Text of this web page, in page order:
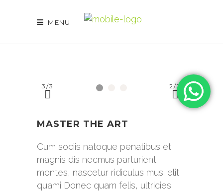
MENU
3 /3 2/3
MASTER THE ART
Cum sociis natoque penatibus et
magnis dis necmus parturient
montes, nascetur ridiculus mus. elit
quami Donec quam felis, ultricies